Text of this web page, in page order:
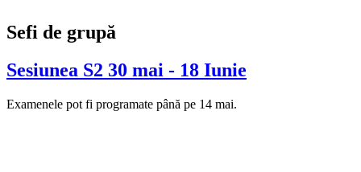
Sefi de grupă
Sesiunea S2 30 mai - 18 Iunie
Examenele pot fi programate până pe 14 mai.